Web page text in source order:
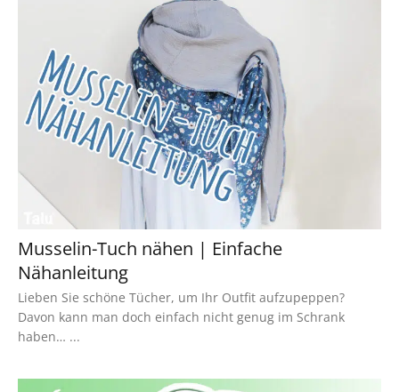
Musselin-Tuch nähen | Einfache
Nähanleitung
Lieben Sie schöne Tücher, um Ihr Outfit aufzupeppen?
Davon kann man doch einfach nicht genug im Schrank
haben… ...